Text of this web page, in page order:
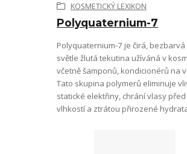
Polyquaternium-7
KOSMETICKÝ LEXIKON
Polyquaternium-7 je čirá, bezbarvá
světle žlutá tekutina užíváná v
včetně šamponů, kondicionérů na
Tato skupina polymerů eliminuje
statické elektřiny, chrání vlasy před
vlhkostí a ztrátou přirozené